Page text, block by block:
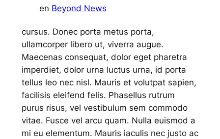
en Beyond News
cursus. Donec porta metus porta,
ullamcorper libero ut, viverra augue.
Maecenas consequat, dolor eget pharetra
imperdiet, dolor urna luctus urna, id porta
tellus leo nec nisl. Mauris et volutpat sapien,
facilisis eleifend felis. Phasellus rutrum
purus risus, vel vestibulum sem commodo
vitae. Fusce vel arcu quam. Nulla euismod a
mi eu elementum. Mauris iaculis nec justo ac